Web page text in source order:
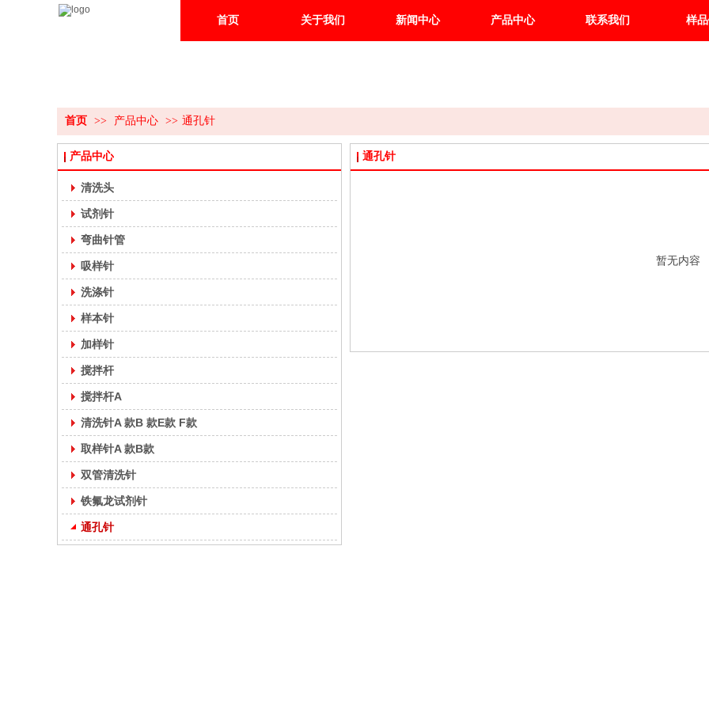
首页 关于我们 新闻中心 产品中心 联系我们 样
首页 >> 产品中心 >> 通孔针
产品中心
清洗头
试剂针
弯曲针管
吸样针
洗涤针
样本针
加样针
搅拌杆
搅拌杆A
清洗针A 款B 款E款 F款
取样针A 款B款
双管清洗针
铁氟龙试剂针
通孔针
通孔针
暂无内容